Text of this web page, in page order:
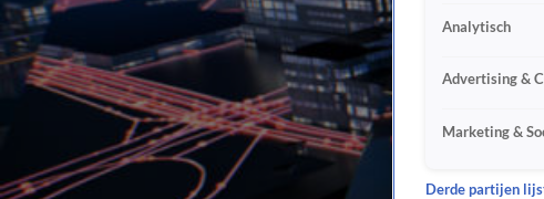
Analytisch
Advertising &
Marketing &
Derde partijen